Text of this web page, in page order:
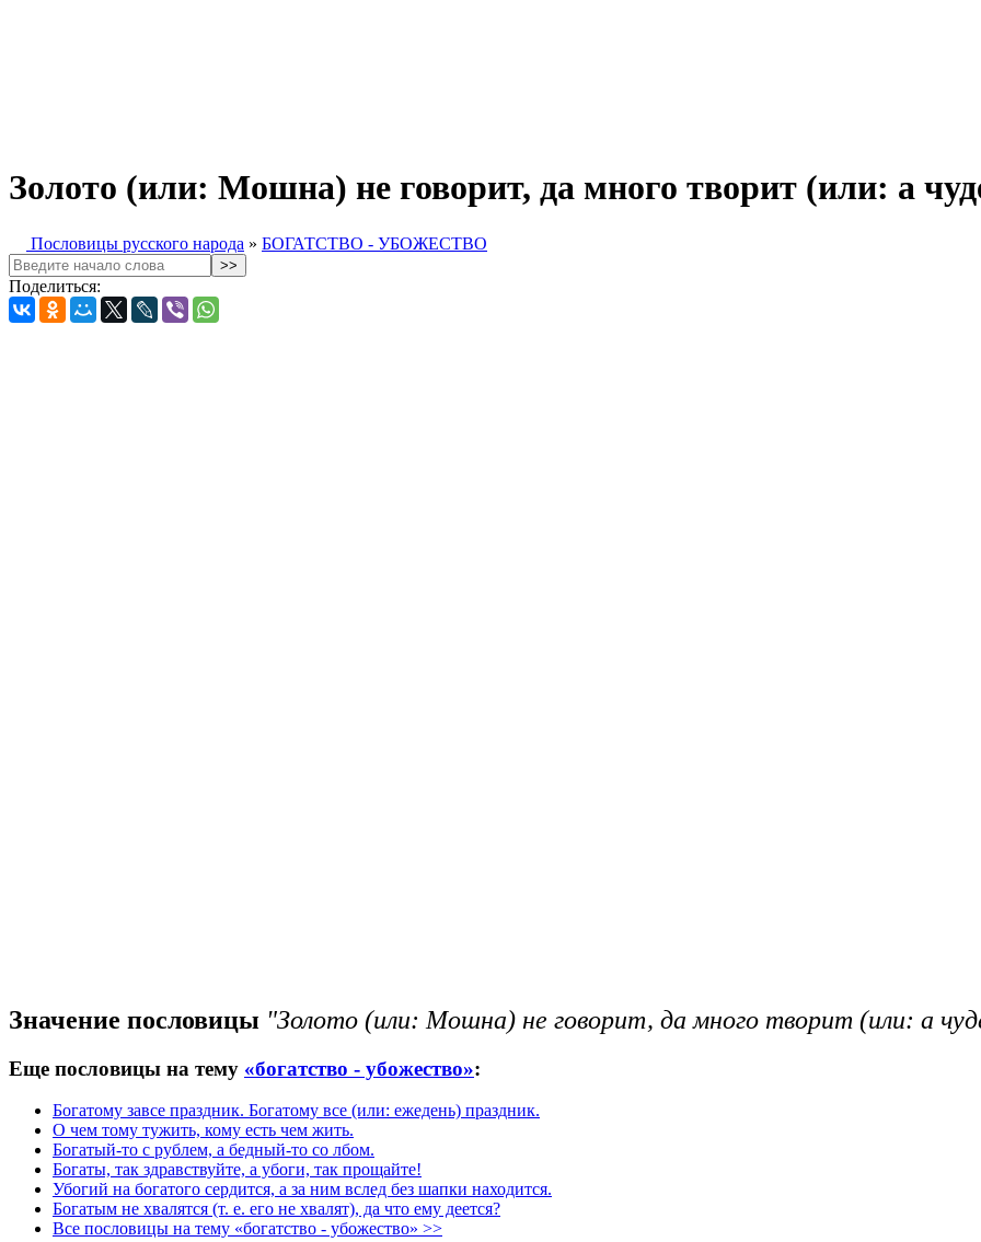
Золото (или: Мошна) не говорит, да много творит (или: а
Пословицы русского народа » БОГАТСТВО - УБОЖЕСТВО
Поделиться:
Значение пословицы "Золото (или: Мошна) не говорит, да много творит (или: а
Еще пословицы на тему «богатство - убожество»:
Богатому завсе праздник. Богатому все (или: ежедень) праздник.
О чем тому тужить, кому есть чем жить.
Богатый-то с рублем, а бедный-то со лбом.
Богаты, так здравствуйте, а убоги, так прощайте!
Убогий на богатого сердится, а за ним вслед без шапки находится.
Богатым не хвалятся (т. е. его не хвалят), да что ему деется?
Все пословицы на тему «богатство - убожество» >>